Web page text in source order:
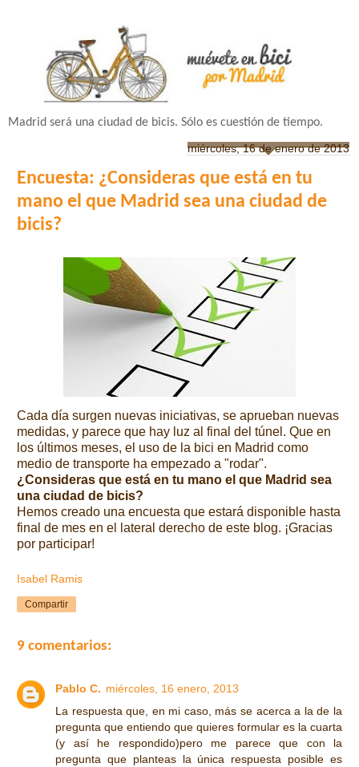
Madrid será una ciudad de bicis. Sólo es cuestión de tiempo.
miércoles, 16 de enero de 2013
Encuesta: ¿Consideras que está en tu
mano el que Madrid sea una ciudad de
bicis?
Cada día surgen nuevas iniciativas, se aprueban nuevas
medidas, y parece que hay luz al final del túnel. Que en
los últimos meses, el uso de la bici en Madrid como
medio de transporte ha empezado a "rodar".
¿Consideras que está en tu mano el que Madrid sea
una ciudad de bicis?
Hemos creado una encuesta que estará disponible hasta
final de mes en el lateral derecho de este blog. ¡Gracias
por participar!
Isabel Ramis
Compartir
9 comentarios:
Pablo C. miércoles, 16 enero, 2013
La respuesta que, en mi caso, más se acerca a la de la
pregunta que entiendo que quieres formular es la cuarta
(y así he respondido)pero me parece que con la
pregunta que planteas la única respuesta posible es